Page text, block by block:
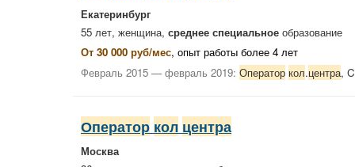
Екатеринбург
55 лет, женщина, среднее специальное образование
От 30 000 руб/мес, опыт работы более 4 лет
Февраль 2015 — февраль 2019: Оператор кол.центра,
Оператор кол центра
Москва